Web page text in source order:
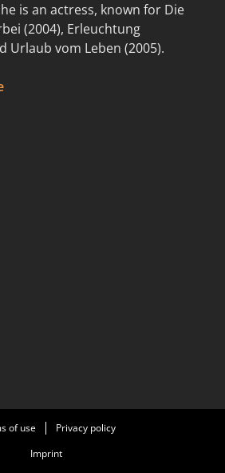
is an actress, known for Die
(2004), Erleuchtung
Urlaub vom Leben (2005).
of use
Privacy policy
Imprint